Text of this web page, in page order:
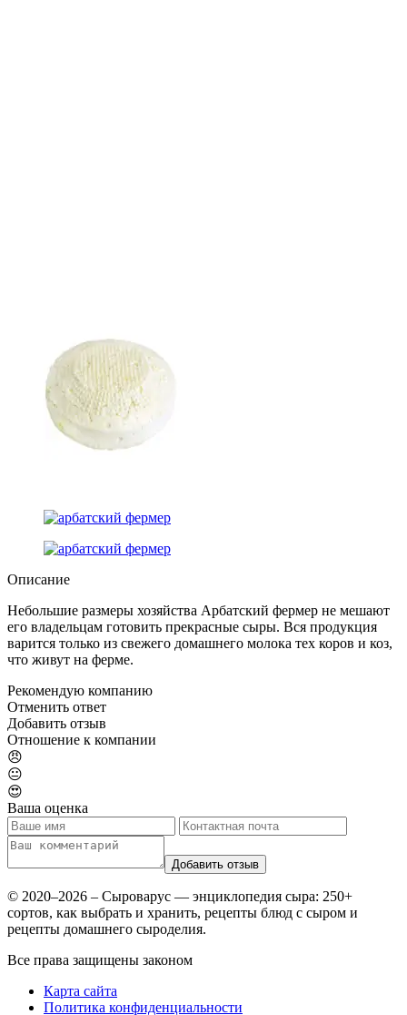
Описание
Небольшие размеры хозяйства Арбатский фермер не мешают
его владельцам готовить прекрасные сыры. Вся продукция
варится только из свежего домашнего молока тех коров и коз,
что живут на ферме.
Рекомендую компанию
Отменить ответ
Добавить отзыв
Отношение к компании
😠
😐
😍
Ваша оценка
© 2020–2026 – Сыроварус — энциклопедия сыра: 250+
сортов, как выбрать и хранить, рецепты блюд с сыром и
рецепты домашнего сыроделия.
Все права защищены законом
Карта сайта
Политика конфиденциальности